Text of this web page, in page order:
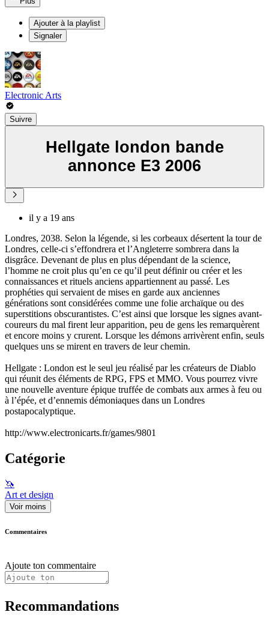
Ajouter à la playlist
Signaler
Electronic Arts
Suivre
Hellgate london bande
annonce E3 2006
il y a 19 ans
Londres, 2038. Selon la légende, si les corbeaux désertent la tour de
Londres, celle-ci s’effondrera et l’Angleterre sombrera dans la
disgrâce. Devenant de plus en plus dépendant de la science,
l’homme ne croit plus qu’en ce qu’il peut définir ou créer et les
connaissances et rituels anciens appartiennent au passé. Les
prophéties qui servaient de mises en garde aux anciennes
générations sont considérées comme une folie archaïque ou des
superstitions obscurantistes. C’est ainsi que lorsque les signes avant-
coureurs du mal firent leur apparition, peu de gens les remarquèrent
et encore moins y crurent. Lorsque les démons arrivèrent enfin, seuls
quelques uns se mirent en travers de leur chemin.
Hellgate : London est le seul jeu réalisé par les créateurs de Diablo
qui réunit des éléments de RPG, FPS et MMO. Vous pourrez vivre
une nouvelle aventure épique truffée de combats aux armes à feu ou
à l’épée, et d’ennemis démoniaques dans un Londres
postapocalyptique.
http://www.electronicarts.fr/games/9801
Catégorie
🦄
Art et design
Voir moins
Commentaires
Ajoute ton commentaire
Recommandations